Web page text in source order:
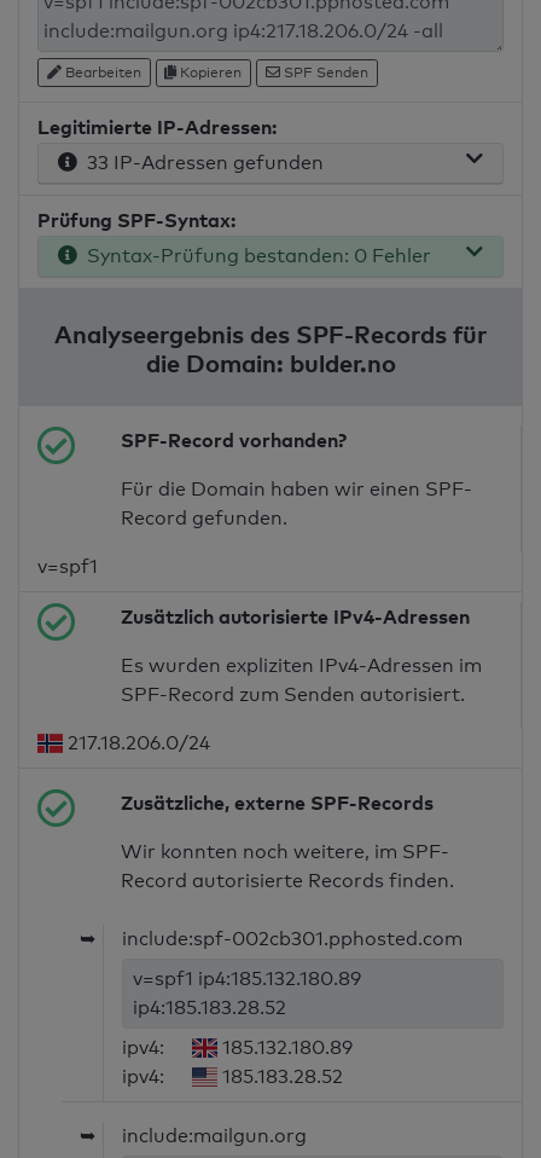
Bearbeiten Kopieren SPF Senden
Legitimierte IP-Adressen:
33 IP-Adressen gefunden
Prüfung SPF-Syntax:
Syntax-Prüfung bestanden: 0 Fehler
Analyseergebnis des SPF-Records für
die Domain: bulder.no
SPF-Record vorhanden?
Für die Domain haben wir einen SPF-
Record gefunden.
v=spf1
Zusätzlich autorisierte IPv4-Adressen
Es wurden expliziten IPv4-Adressen im
SPF-Record zum Senden autorisiert.
217.18.206.0/24
Zusätzliche, externe SPF-Records
Wir konnten noch weitere, im SPF-
Record autorisierte Records finden.
➥
include:spf-002cb301.pphosted.com
v=spf1 ip4:185.132.180.89
ip4:185.183.28.52
ipv4:
185.132.180.89
ipv4:
185.183.28.52
➥ include:mailgun.org